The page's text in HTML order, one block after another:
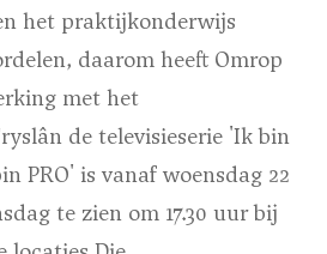
het praktijkonderwijs
daarom heeft Omrop
met het
de televisieserie 'Ik bin
PRO' is vanaf woensdag 22
te zien om 17.30 uur bij